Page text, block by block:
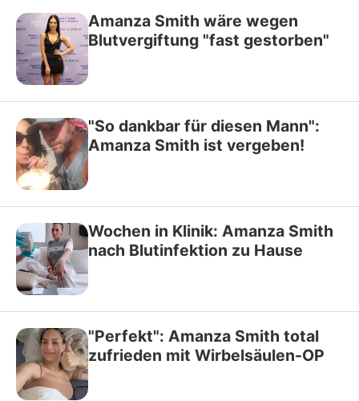
Amanza Smith wäre wegen
Blutvergiftung "fast gestorben"
"So dankbar für diesen Mann":
Amanza Smith ist vergeben!
Wochen in Klinik: Amanza Smith
nach Blutinfektion zu Hause
"Perfekt": Amanza Smith total
zufrieden mit Wirbelsäulen-OP